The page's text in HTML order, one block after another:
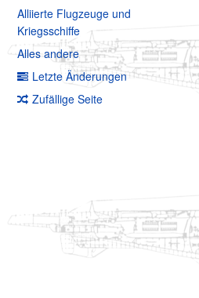
Alliierte Flugzeuge und
Kriegsschiffe
Alles andere
Letzte Änderungen
Zufällige Seite